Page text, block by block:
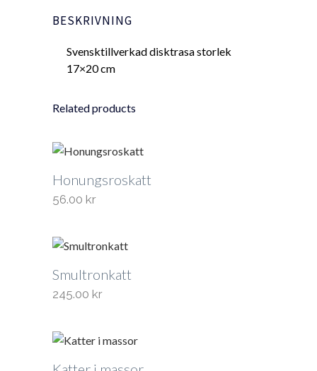
BESKRIVNING
Svensktillverkad disktrasa storlek
17×20 cm
Related products
Honungsroskatt
56.00 kr
Smultronkatt
245.00 kr